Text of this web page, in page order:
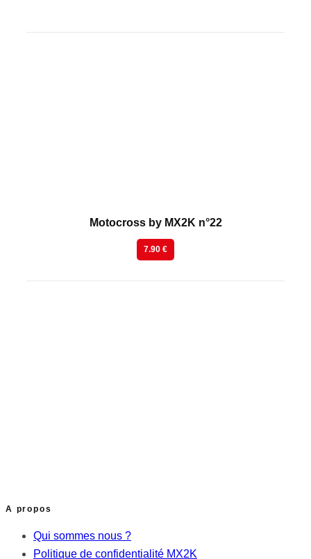
Motocross by MX2K n°22
7.90 €
A propos
Qui sommes nous ?
Politique de confidentialité MX2K